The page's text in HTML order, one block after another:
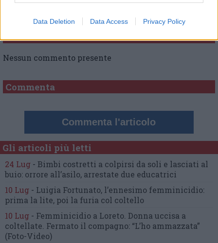
Data Deletion Data Access Privacy Policy
Commenti
Nessun commento presente
Commenta
Commenta l'articolo
Gli articoli più letti
24 Lug - Bimbi costretti a colpirsi da soli e lasciati al
buio: orrore all’asilo, arrestate due educatrici
10 Lug - Luigia Fortunato, l’ennesimo femminicidio:
prima la lite, poi la furia col coltello
10 Lug - Femminicidio a Loreto. Donna uccisa a
coltellate. Fermato il compagno: “L’ho ammazzata”
(Foto-Video)